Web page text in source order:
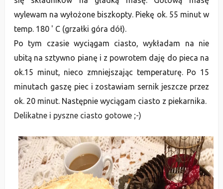
wylewam na wyłożone biszkopty. Piekę ok. 55 minut w
temp. 180 ' C (grzałki góra dół).
Po tym czasie wyciągam ciasto, wykładam na nie
ubitą na sztywno pianę i z powrotem daję do pieca na
ok.15 minut, nieco zmniejszając temperaturę. Po 15
minutach gaszę piec i zostawiam sernik jeszcze przez
ok. 20 minut. Następnie wyciągam ciasto z piekarnika.
Delikatne i pyszne ciasto gotowe ;-)